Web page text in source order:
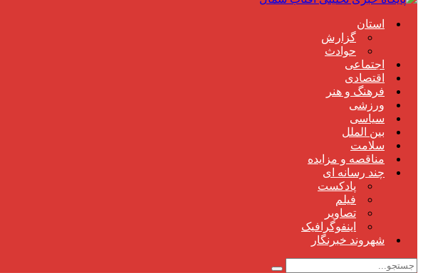
استان
گزارش
حوادث
اجتماعی
اقتصادی
فرهنگ و هنر
ورزشی
سیاسی
بین الملل
سلامت
مناقصه و مزایده
چند رسانه ای
پادکست
فیلم
تصاویر
اینفوگرافیک
شهروند خبرنگار